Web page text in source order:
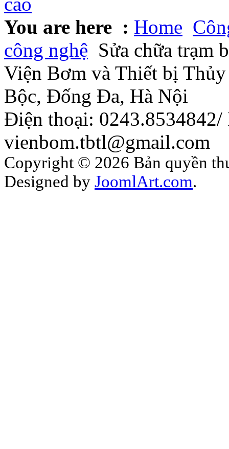
You are here : Home
công nghệ Sửa chữa trạm
Viện Bơm và Thiết bị
Bộc, Đống Đa, Hà Nội
Điện thoại:
vienbom.tbtl@gmail.com
Copyright © 2026 Bản quyền
Designed by JoomlArt.com.